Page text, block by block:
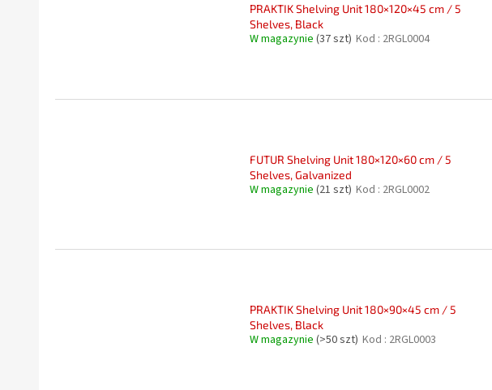
PRAKTIK Shelving Unit 180×120×45 cm / 5
Shelves, Black
W magazynie (37 szt) Kod : 2RGL0004
FUTUR Shelving Unit 180×120×60 cm / 5
Shelves, Galvanized
W magazynie (21 szt) Kod : 2RGL0002
PRAKTIK Shelving Unit 180×90×45 cm / 5
Shelves, Black
W magazynie (>50 szt) Kod : 2RGL0003